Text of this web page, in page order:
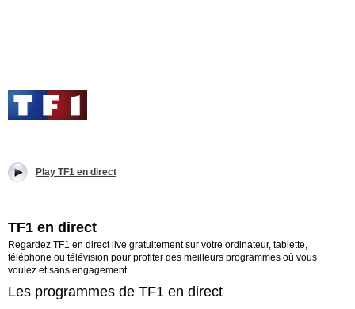
Play TF1 en direct
TF1 en direct
Regardez TF1 en direct live gratuitement sur votre ordinateur, tablette,
téléphone ou télévision pour profiter des meilleurs programmes où vous
voulez et sans engagement.
Les programmes de TF1 en direct